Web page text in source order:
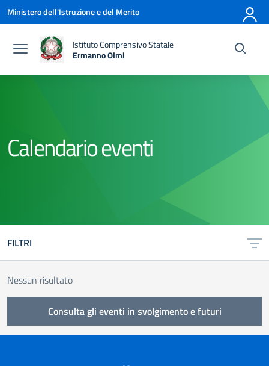
Vai ai contenuti
Vai al menu di navigazione
Vai al footer
Ministero dell'Istruzione e del Merito
Istituto Comprensivo Statale
Ermanno Olmi
Calendario eventi
FILTRI
Nessun risultato
Consulta gli eventi in svolgimento e futuri